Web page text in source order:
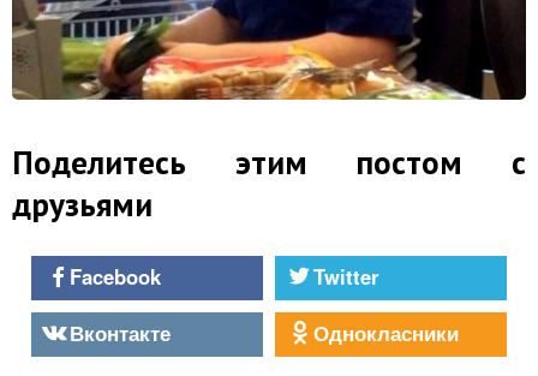
Поделитесь этим постом с
друзьями
Facebook
Twitter
Вконтакте
Однокласники